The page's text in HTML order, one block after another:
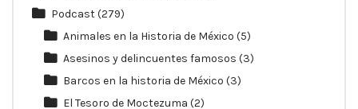
Podcast(279)
Animales en la Historia de México (5)
Asesinos y delincuentes famosos (3)
Barcos en la historia de México (3)
El Tesoro de Moctezuma (2)